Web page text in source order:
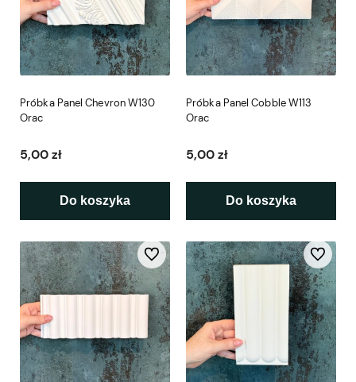
Próbka Panel Chevron W130
Orac
5,00 zł
Do koszyka
Próbka Panel Cobble W113
Orac
5,00 zł
Do koszyka
Do ulubionych Do